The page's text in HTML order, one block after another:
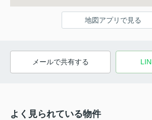
地図アプリで見る
メールで共有する
よく見られている物件